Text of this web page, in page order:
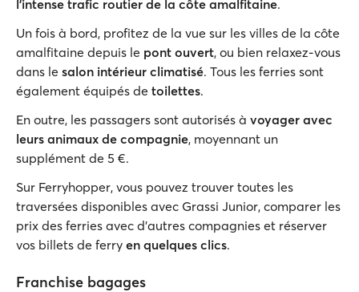
l’intense trafic routier de la côte amalfitaine.
Un fois à bord, profitez de la vue sur les villes de la côte
amalfitaine depuis le pont ouvert, ou bien relaxez-vous
dans le salon intérieur climatisé. Tous les ferries sont
également équipés de toilettes.
En outre, les passagers sont autorisés à voyager avec
leurs animaux de compagnie, moyennant un
supplément de 5 €.
Sur Ferryhopper, vous pouvez trouver toutes les
traversées disponibles avec Grassi Junior, comparer les
prix des ferries avec d'autres compagnies et réserver
vos billets de ferry en quelques clics.
Franchise bagages